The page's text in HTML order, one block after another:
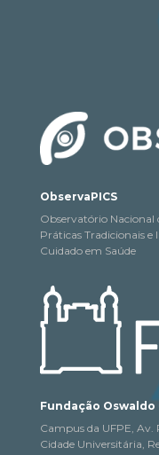
ObservaPICS
Observatório Nacional
Práticas Tradicionais e
Cuidado em Saúde
Fundação Oswaldo
Campus da UFPE, Av.
Cidade Universitária,